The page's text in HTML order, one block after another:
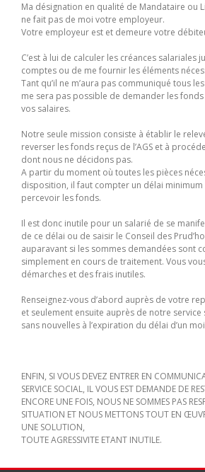
Ma désignation en qualité de Mandataire ou
ne fait pas de moi votre employeur.
Votre employeur est et demeure votre
C’est à lui de calculer les créances salariales
comptes ou de me fournir les éléments
Tant qu’il ne m’aura pas communiqué tous
me sera pas possible de demander les
vos salaires.
Notre seule mission consiste à établir le
reverser les fonds reçus de l’AGS et à
dont nous ne décidons pas.
A partir du moment où toutes les pièces
disposition, il faut compter un délai minimum
percevoir les fonds.
Il est donc inutile pour un salarié de se
de ce délai ou de saisir le Conseil des
auparavant si les sommes demandées sont
simplement en cours de traitement. Vous
démarches et des frais inutiles.
Renseignez-vous d’abord auprès de votre
et seulement ensuite auprès de notre service
sans nouvelles à l’expiration du délai d’un
ENFIN, SI VOUS DEVEZ ENTRER EN
SERVICE SOCIAL, IL VOUS EST DEMANDE DE
ENCORE UNE FOIS, NOUS NE SOMMES PAS
SITUATION ET NOUS METTONS TOUT EN
UNE SOLUTION,
TOUTE AGRESSIVITE ETANT INUTILE.